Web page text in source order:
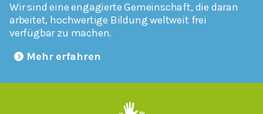
Wir sind eine engagierte Gemeinschaft, die daran
arbeitet, hochwertige Bildung weltweit frei
verfügbar zu machen.
Mehr erfahren